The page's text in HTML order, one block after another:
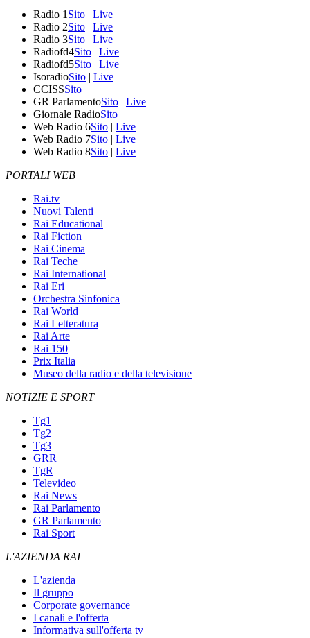
Radio 1 Sito | Live
Radio 2Sito | Live
Radio 3Sito | Live
Radiofd4Sito | Live
Radiofd5Sito | Live
IsoradioSito | Live
CCISSSito
GR ParlamentoSito | Live
Giornale RadioSito
Web Radio 6Sito | Live
Web Radio 7Sito | Live
Web Radio 8Sito | Live
PORTALI WEB
Rai.tv
Nuovi Talenti
Rai Educational
Rai Fiction
Rai Cinema
Rai Teche
Rai International
Rai Eri
Orchestra Sinfonica
Rai World
Rai Letteratura
Rai Arte
Rai 150
Prix Italia
Museo della radio e della televisione
NOTIZIE E SPORT
Tg1
Tg2
Tg3
GRR
TgR
Televideo
Rai News
Rai Parlamento
GR Parlamento
Rai Sport
L'AZIENDA RAI
L'azienda
Il gruppo
Corporate governance
I canali e l'offerta
Informativa sull'offerta tv